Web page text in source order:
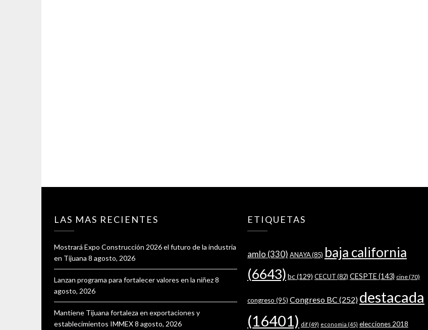
LAS MAS RECIENTES
Mostrará Expo Construcción 2026 el futuro de la industria
en Tijuana 8 agosto, 2026
Lanzan programa para fortalecer valores en la niñez8
agosto, 2026
Mantiene Tijuana fortaleza en exportaciones y
establecimientos IMMEX8 agosto, 2026
ETIQUETAS
amlo (330) ANAYA(85) baja california
(6643) bc(129) CECUT(82) CESPTE (143) cine(70)
congreso (95) Congreso BC (252) destacada
(16401) dif(49) economia (45) elecciones 2018